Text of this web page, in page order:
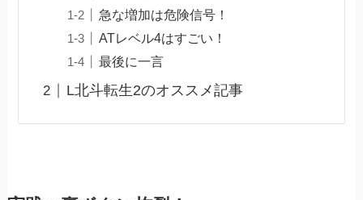
急な増加は危険信号！
ATレベル4はすごい！
最後に一言
L北斗転生2のオススメ記事